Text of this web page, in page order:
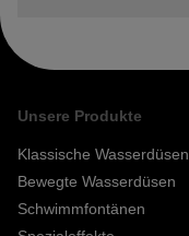
Unsere Produkte
Klassische Wasserdüsen
Bewegte Wasserdüsen
Schwimmfontänen